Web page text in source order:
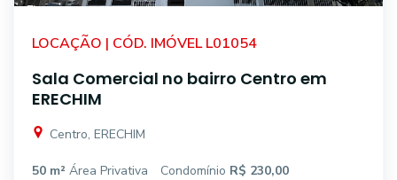
LOCAÇÃO | CÓD. IMÓVEL L01054
Sala Comercial no bairro Centro em
ERECHIM
Centro, ERECHIM
50 m² Área Privativa Condomínio R$ 230,00